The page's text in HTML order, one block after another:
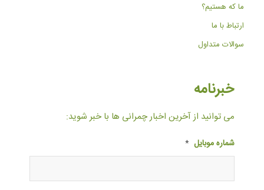
ما که هستیم؟
ارتباط با ما
سوالات متداول
خبرنامه
می توانید از آخرین اخبار چمرانی ها با خبر شوید:
شماره موبایل *